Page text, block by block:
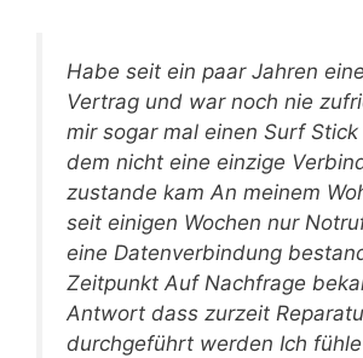
Habe seit ein paar Jahren
Vertrag und war noch nie
mir sogar mal einen Surf
dem nicht eine einzige
zustande kam An meinem
seit einigen Wochen nur
eine Datenverbindung
Zeitpunkt Auf Nachfrage
Antwort dass zurzeit
durchgeführt werden Ich